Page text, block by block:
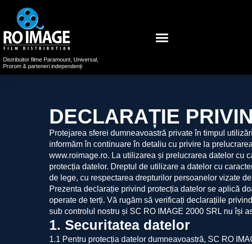
Distribuitor filme Paramount, Universal,
Prorom & parteneri independenți
DECLARAȚIE
Protejarea sferei dumneavoastră private în timpul
informăm în continuare în detaliu cu privire la
www.roimage.ro. La utilizarea și prelucrarea datelor cu
protecția datelor. Dreptul de utilizare a datelor cu
de lege, cu respectarea drepturilor persoanelor vizate
Prezenta declarație privind protecția datelor se aplică
operate de terți. Vă rugăm să verificați declarațiile
sub controlul nostru și SC RO IMAGE 2000 SRL nu își
1. Securitatea datelor
1.1 Pentru protecția datelor dumneavoastră, SC RO